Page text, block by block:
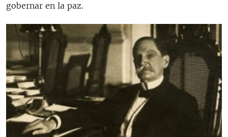
gobernar en la paz.